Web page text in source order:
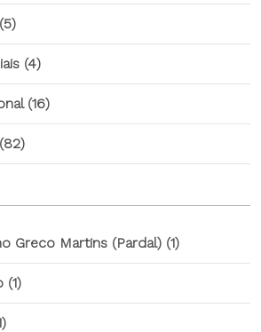
(5)
(4)
(16)
(82)
Greco Martins (Pardal) (1)
(1)